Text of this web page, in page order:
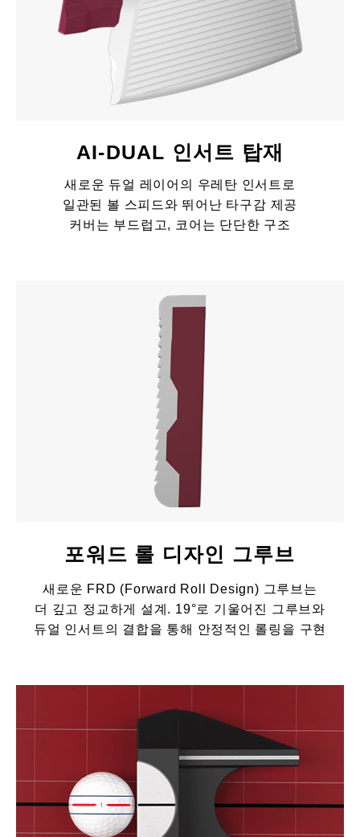
AI-DUAL 인서트 탑재
새로운 듀얼 레이어의 우레탄 인서트로
일관된 볼 스피드와 뛰어난 타구감 제공
커버는 부드럽고, 코어는 단단한 구조
포워드 롤 디자인 그루브
새로운 FRD (Forward Roll Design) 그루브는
더 깊고 정교하게 설계. 19°로 기울어진 그루브와
듀얼 인서트의 결합을 통해 안정적인 롤링을 구현